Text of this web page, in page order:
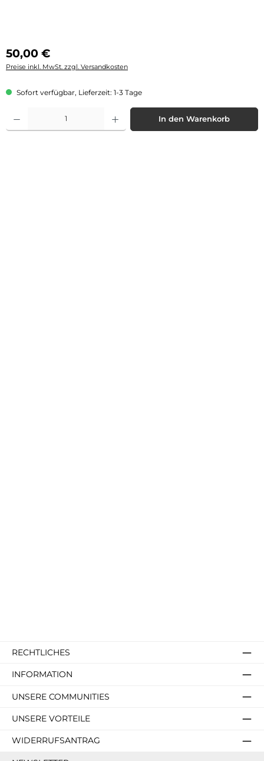
Regulärer Preis:
50,00 €
Preise inkl. MwSt. zzgl. Versandkosten
Sofort verfügbar, Lieferzeit: 1-3 Tage
Produkt Anzahl: Gib den gewünschten Wert ein oder benutze die
In den Warenkorb
RECHTLICHES
INFORMATION
UNSERE COMMUNITIES
UNSERE VORTEILE
WIDERRUFSANTRAG